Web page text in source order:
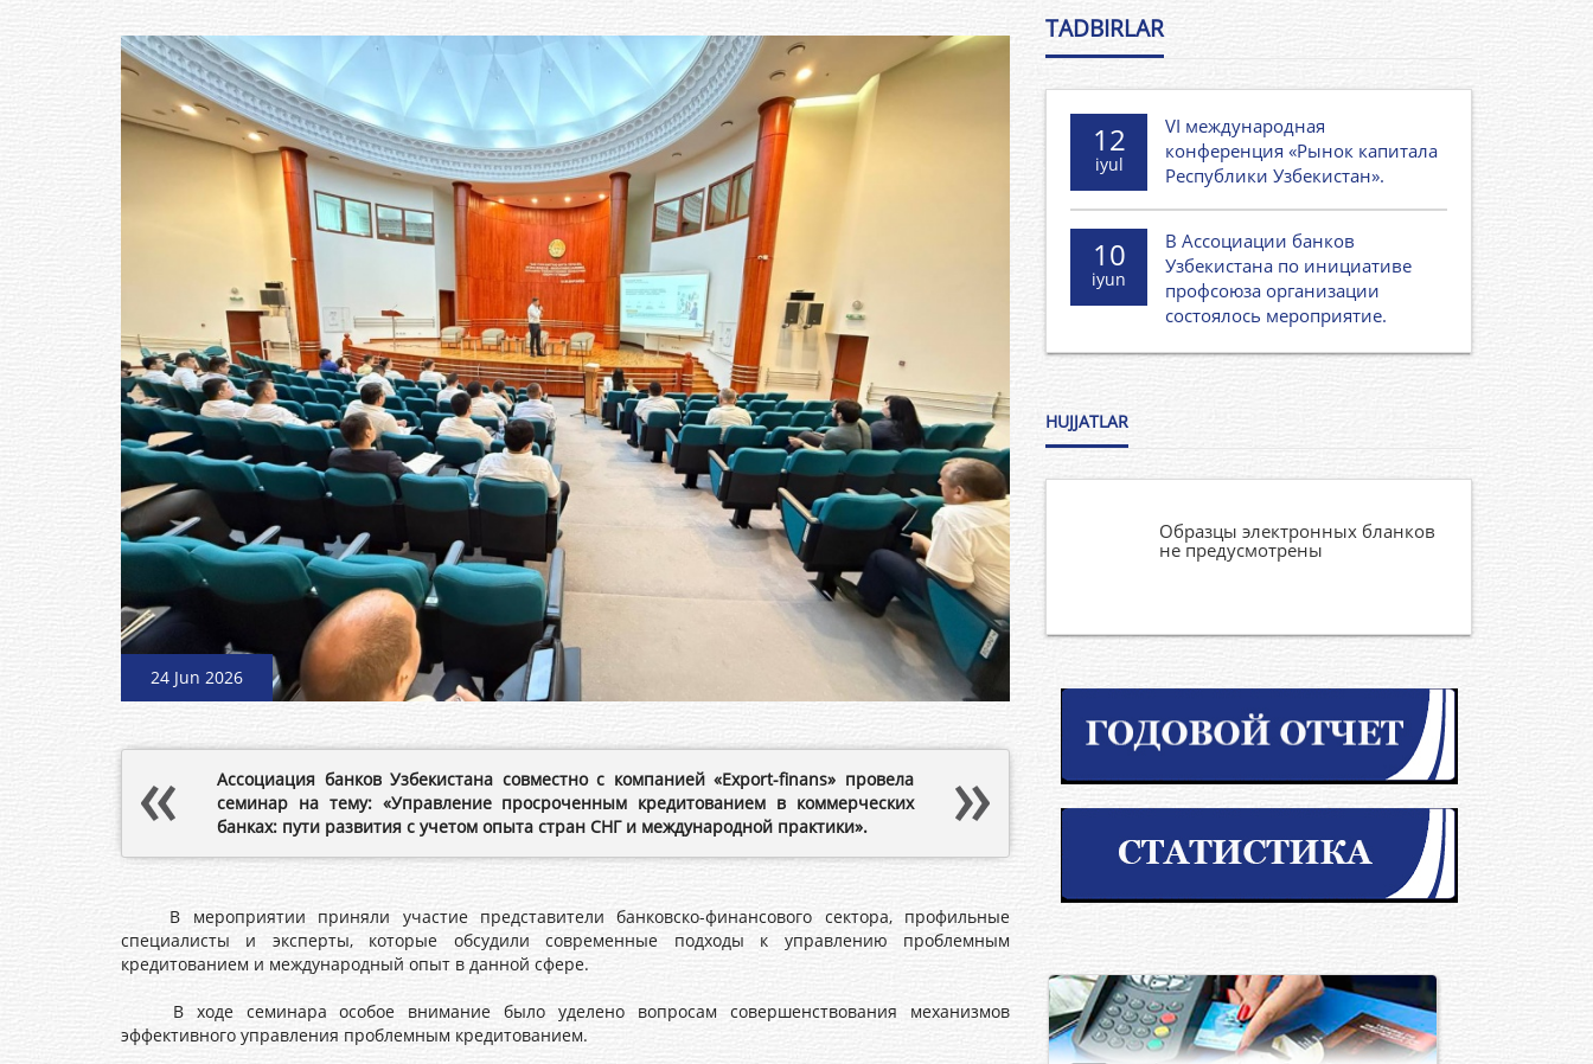
24 Jun 2026
Ассоциация банков Узбекистана совместно с компанией «Export-finans» провела
семинар на тему: «Управление просроченным кредитованием в коммерческих
банках: пути развития с учетом опыта стран СНГ и международной практики».
В мероприятии приняли участие представители банковско-финансового сектора, профильные
специалисты и эксперты, которые обсудили современные подходы к управлению проблемным
кредитованием и международный опыт в данной сфере.
В ходе семинара особое внимание было уделено вопросам совершенствования механизмов
эффективного управления проблемным кредитованием.
TADBIRLAR
12
iyul
VI международная
конференция «Рынок капитала
Республики Узбекистан».
10
iyun
В Ассоциации банков
Узбекистана по инициативе
профсоюза организации
состоялось мероприятие.
HUJJATLAR
Образцы электронных бланков
не предусмотрены